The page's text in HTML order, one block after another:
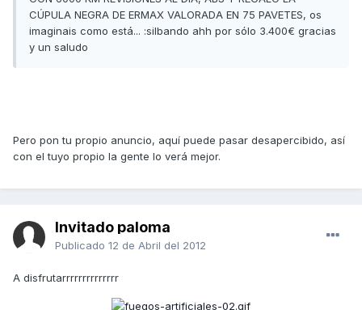
CÚPULA NEGRA DE ERMAX VALORADA EN 75 PAVETES, os
imaginais como está... :silbando ahh por sólo 3.400€ gracias
y un saludo
Pero pon tu propio anuncio, aquí puede pasar desapercibido, así
con el tuyo propio la gente lo verá mejor.
Invitado paloma
Publicado 12 de Abril del 2012
A disfrutarrrrrrrrrrrrrr